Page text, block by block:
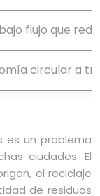
flujo que
circular a
es un problema
ciudades. El
el reciclaje
de residuos